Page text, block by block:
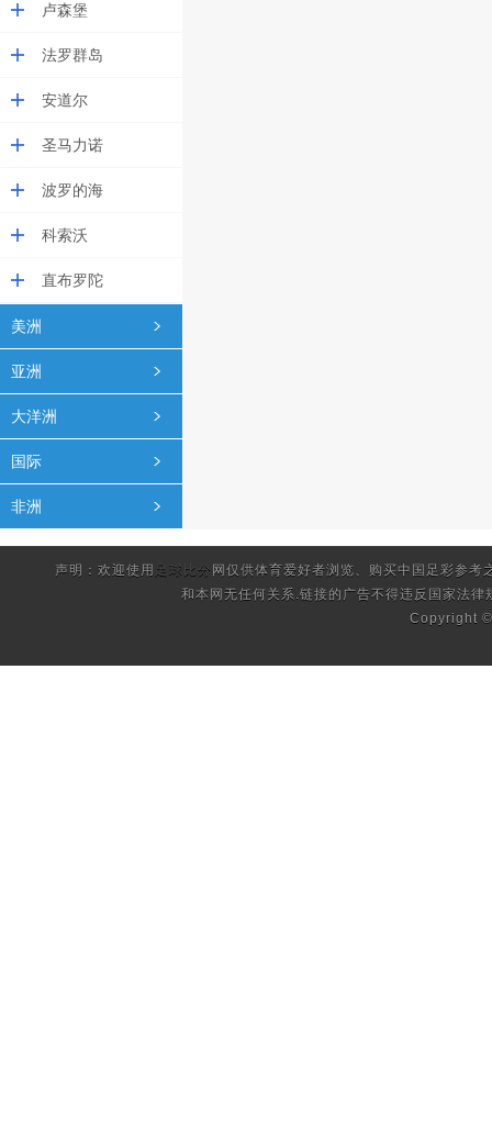
卢森堡
法罗群岛
安道尔
圣马力诺
波罗的海
科索沃
直布罗陀
美洲
亚洲
大洋洲
国际
非洲
声明：欢迎使用 足球比分 网仅供体育爱好者浏览、购买中国足彩参
和本网无任何关系.链接的广告不得违反国家法律
Copyright